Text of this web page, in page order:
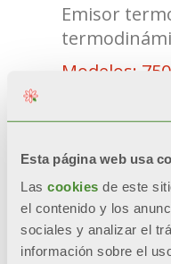
Esta página web usa
Las cookies de este
el contenido y los
sociales y analizar el
información sobre el
Emisor
Modelos: